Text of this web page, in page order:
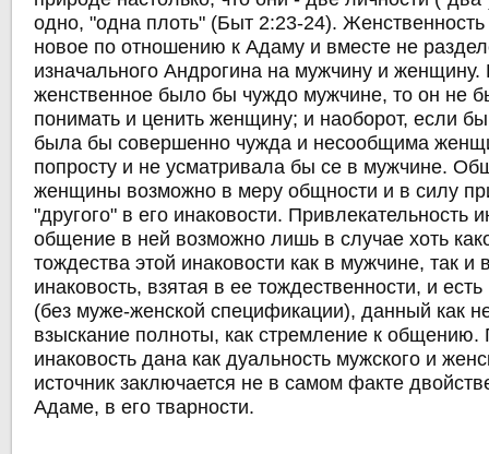
одно, "одна плоть" (Быт 2:23-24). Женственность
новое по отношению к Адаму и вместе не
изначального Андрогина на мужчину и
женственное было бы чуждо мужчине, то он не
понимать и ценить женщину; и наоборот, если
была бы совершенно чужда и несообщима
попросту и не усматривала бы се в мужчине.
женщины возможно в меру общности и в силу
"другого" в его инаковости. Привлекательность
общение в ней возможно лишь в случае хоть
тождества этой инаковости как в мужчине, так
инаковость, взятая в ее тождественности, и
(без муже-женской спецификации), данный как
взыскание полноты, как стремление к общению.
инаковость дана как дуальность мужского и
источник заключается не в самом факте
Адаме, в его тварности.